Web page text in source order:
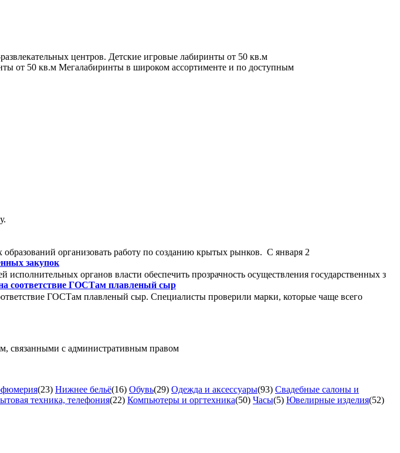
центров. Детские игровые лабиринты от 50 кв.м
от 50 кв.м Мегалабиринты в широком ассортименте и по доступным
организовать работу по созданию крытых рынков. С января 2
закупок
органов власти обеспечить прозрачность осуществления государственных з
соответствие ГОСТам плавленый сыр
ГОСТам плавленый сыр. Специалисты проверили марки, которые чаще всего
связанными с административным правом
(23) Нижнее бельё(16) Обувь(29) Одежда и аксессуары(93) Свадебные салоны и
техника, телефония(22) Компьютеры и оргтехника(50) Часы(5) Ювелирные изделия(52)